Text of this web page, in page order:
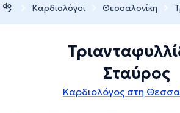
Καρδιολόγοι Θεσσαλονίκη
Σταύρος
Καρδιολόγος στη